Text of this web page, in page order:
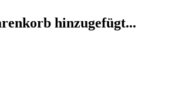
hinzugefügt...